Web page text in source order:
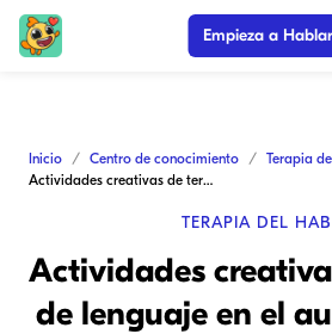
Empieza a Hablar
Inicio Centro de conocimiento
Terapia
Actividades creativas de terapia de lenguaje en el aula (Push-In) para el éxito
TERAPIA DEL
Actividades
de lenguaje en el